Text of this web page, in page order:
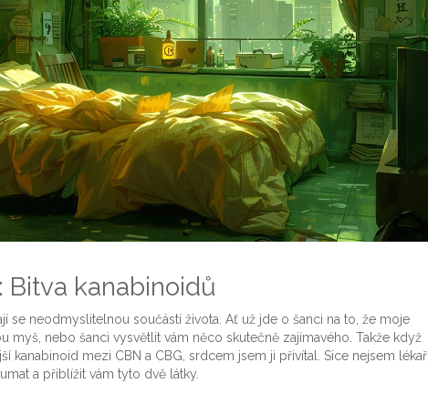
Bitva kanabinoidů
se neodmyslitelnou součástí života. Ať už jde o šanci na to, že moje
myš, nebo šanci vysvětlit vám něco skutečně zajímavého. Takže když
kanabinoid mezi CBN a CBG, srdcem jsem ji přivítal. Sice nejsem lékař,
a přiblížit vám tyto dvě látky.